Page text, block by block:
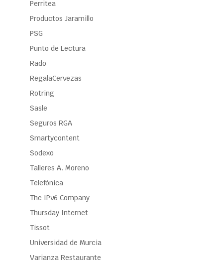
Perritea
Productos Jaramillo
PSG
Punto de Lectura
Rado
RegalaCervezas
Rotring
Sasle
Seguros RGA
Smartycontent
Sodexo
Talleres A. Moreno
Telefónica
The IPv6 Company
Thursday Internet
Tissot
Universidad de Murcia
Varianza Restaurante